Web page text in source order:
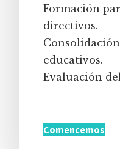
Formación
directivos.
educativos.
Evaluación
Comencemos